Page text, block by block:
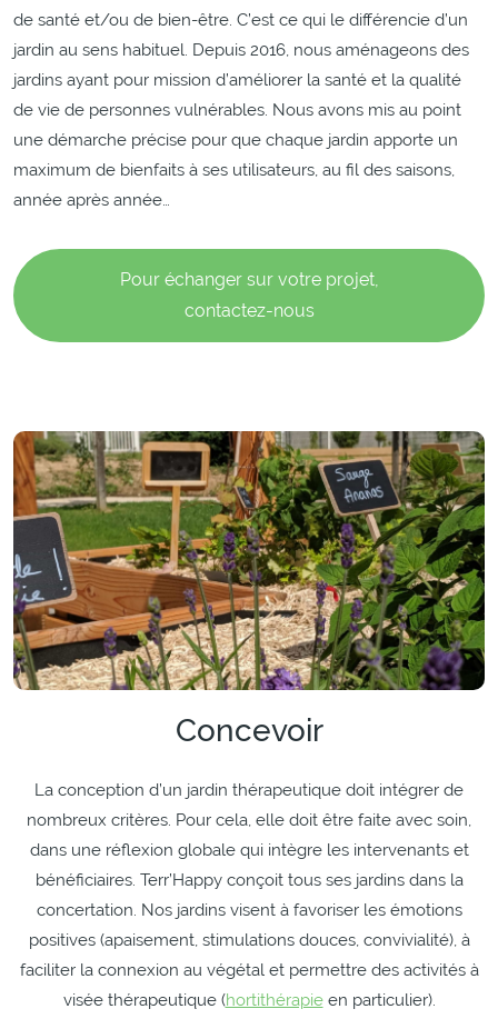
de santé et/ou de bien-être. C’est ce qui le différencie d’un
jardin au sens habituel. Depuis 2016, nous aménageons des
jardins ayant pour mission d’améliorer la santé et la qualité
de vie de personnes vulnérables. Nous avons mis au point
une démarche précise pour que chaque jardin apporte un
maximum de bienfaits à ses utilisateurs, au fil des saisons,
année après année…
Pour échanger sur votre projet,
contactez-nous
Concevoir
La conception d’un jardin thérapeutique doit intégrer de
nombreux critères. Pour cela, elle doit être faite avec soin,
dans une réflexion globale qui intègre les intervenants et
bénéficiaires. Terr’Happy conçoit tous ses jardins dans la
concertation. Nos jardins visent à favoriser les émotions
positives (apaisement, stimulations douces, convivialité), à
faciliter la connexion au végétal et permettre des activités à
visée thérapeutique (hortithérapieen particulier).